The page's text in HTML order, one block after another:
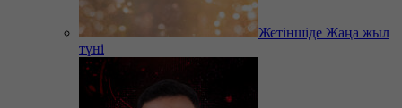
Жетіншіде Жаңа жыл
түні